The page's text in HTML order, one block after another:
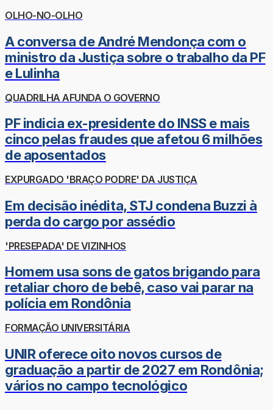
OLHO-NO-OLHO
A conversa de André Mendonça com o
ministro da Justiça sobre o trabalho da PF
e Lulinha
QUADRILHA AFUNDA O GOVERNO
PF indicia ex-presidente do INSS e mais
cinco pelas fraudes que afetou 6 milhões
de aposentados
EXPURGADO 'BRAÇO PODRE' DA JUSTIÇA
Em decisão inédita, STJ condena Buzzi à
perda do cargo por assédio
'PRESEPADA' DE VIZINHOS
Homem usa sons de gatos brigando para
retaliar choro de bebê, caso vai parar na
polícia em Rondônia
FORMAÇÃO UNIVERSITÁRIA
UNIR oferece oito novos cursos de
graduação a partir de 2027 em Rondônia;
vários no campo tecnológico